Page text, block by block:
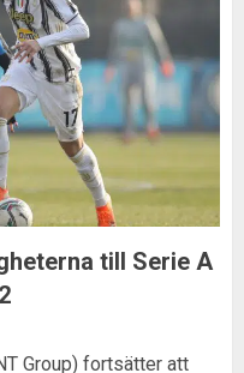
till Serie A
Group) fortsätter att